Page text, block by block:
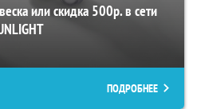
или скидка 500р. в сети
ПОДРОБНЕЕ